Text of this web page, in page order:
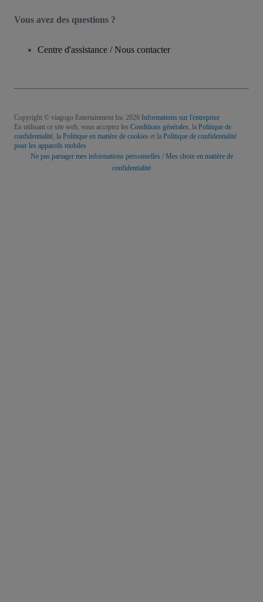
Vous avez des questions ?
Centre d'assistance / Nous contacter
Copyright © viagogo Entertainment Inc 2026 Informations sur l'entreprise
En utilisant ce site web, vous acceptez les Conditions générales, la Politique de
confidentialité, la Politique en matière de cookies et la Politique de confidentialité
pour les appareils mobiles
Ne pas partager mes informations personnelles / Mes choix en matière de
confidentialité